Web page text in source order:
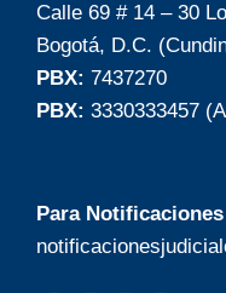
Calle 69 # 14 – 30
Bogotá, D.C.
PBX: 7437270
PBX: 3330333457
Para